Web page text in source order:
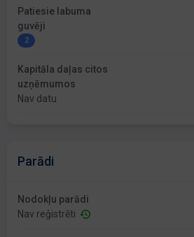
Patiesie labuma
guvēji
2
Kapitāla daļas citos
uzņēmumos
Nav datu
Parādi
Nodokļu parādi
Nav reģistrēti